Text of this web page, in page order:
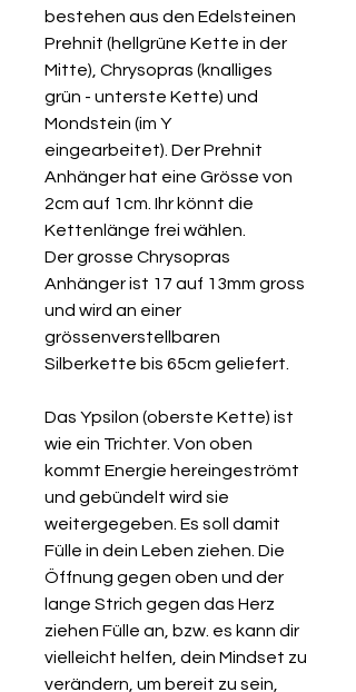
bestehen aus den Edelsteinen
Prehnit (hellgrüne Kette in der
Mitte), Chrysopras (knalliges
grün - unterste Kette) und
Mondstein (im Y
eingearbeitet). Der Prehnit
Anhänger hat eine Grösse von
2cm auf 1cm. Ihr könnt die
Kettenlänge frei wählen.
Der grosse Chrysopras
Anhänger ist 17 auf 13mm gross
und wird an einer
grössenverstellbaren
Silberkette bis 65cm geliefert.
Das Ypsilon (oberste Kette) ist
wie ein Trichter. Von oben
kommt Energie hereingeströmt
und gebündelt wird sie
weitergegeben. Es soll damit
Fülle in dein Leben ziehen. Die
Öffnung gegen oben und der
lange Strich gegen das Herz
ziehen Fülle an, bzw. es kann dir
vielleicht helfen, dein Mindset zu
verändern, um bereit zu sein,